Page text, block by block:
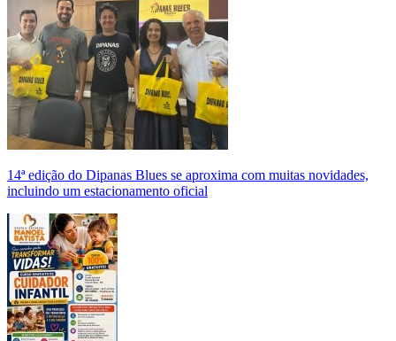
14ª edição do Dipanas Blues se aproxima com muitas novidades,
incluindo um estacionamento oficial